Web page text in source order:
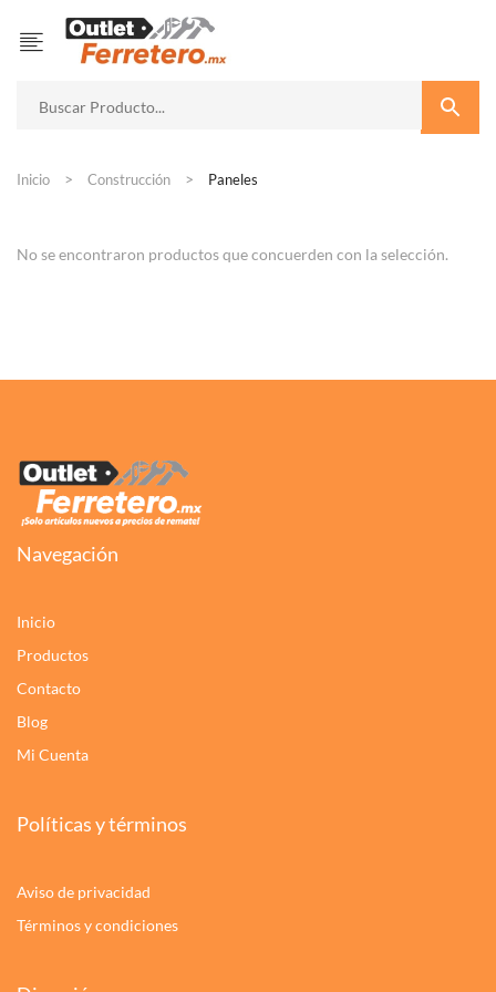
Inicio Construcción Paneles
No se encontraron productos que concuerden con la selección.
Navegación
Inicio
Productos
Contacto
Blog
Mi Cuenta
Políticas y términos
Aviso de privacidad
Términos y condiciones